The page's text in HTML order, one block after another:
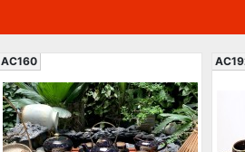
AC160